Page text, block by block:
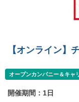
【オンライン】
オープンカンパニー＆キャ
開催期間：1日